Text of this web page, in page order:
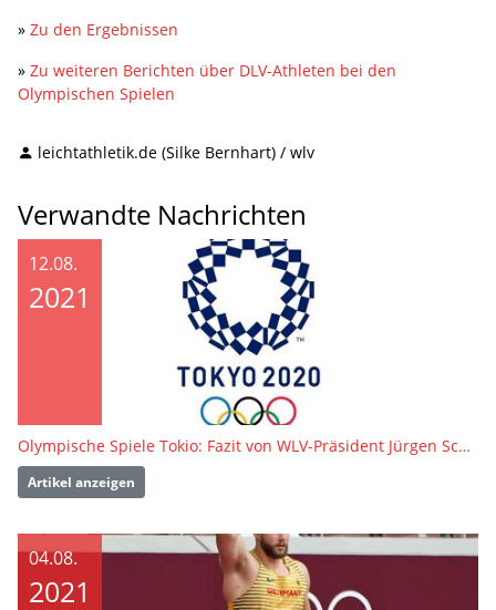
» Zu den Ergebnissen
» Zu weiteren Berichten über DLV-Athleten bei den
Olympischen Spielen
leichtathletik.de (Silke Bernhart) / wlv
Verwandte Nachrichten
12.08.
2021
Olympische Spiele Tokio: Fazit von WLV-Präsident Jürgen Scholz
Artikel anzeigen
04.08.
2021